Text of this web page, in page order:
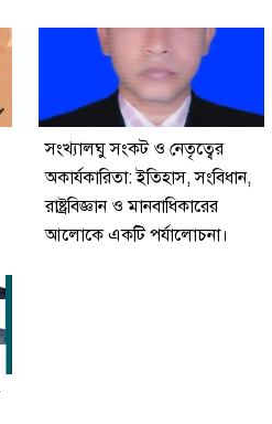
সংখ্যালঘু সংকট ও নেতৃত্বের
অকার্যকারিতা: ইতিহাস, সংবিধান,
রাষ্ট্রবিজ্ঞান ও মানবাধিকারের
আলোকে একটি পর্যালোচনা।